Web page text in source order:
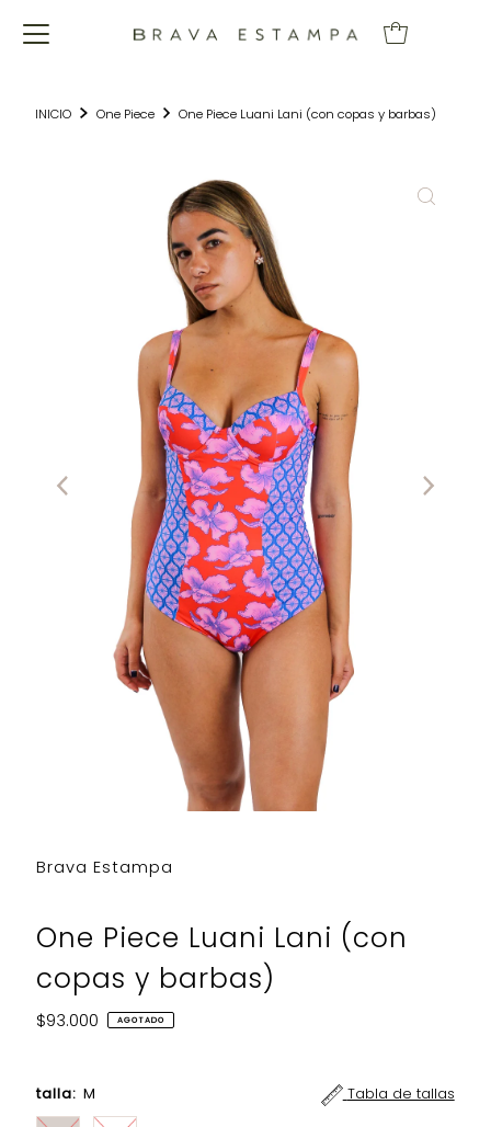
INICIO One Piece One Piece Luani Lani (con copas y barbas)
Brava Estampa
One Piece Luani Lani (con
copas y barbas)
Precio
$93.000 AGOTADO
Tabla de tallas
talla: M